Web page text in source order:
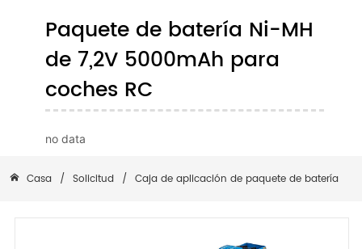
Paquete de batería Ni-MH
de 7,2V 5000mAh para
coches RC
no data
Casa / Solicitud / Caja de aplicación de paquete de batería